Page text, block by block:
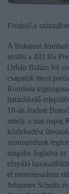
Predeál a
A Bukarest
terület a 433 fős
Orbán Balázs író
csapatok itteni
Románia
határátkelő-
18-án átadott
amely a mai napig
közlekedési
szomszédunk
magába foglalva
elnyúló
el neoreneszánsz
Johannes Schultz és